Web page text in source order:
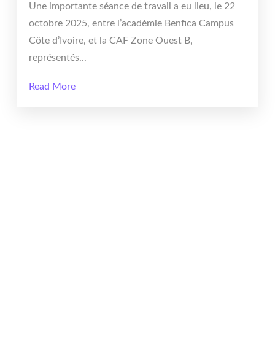
Une importante séance de travail a eu lieu, le 22
octobre 2025, entre l’académie Benfica Campus
Côte d’Ivoire, et la CAF Zone Ouest B,
représentés...
Read More